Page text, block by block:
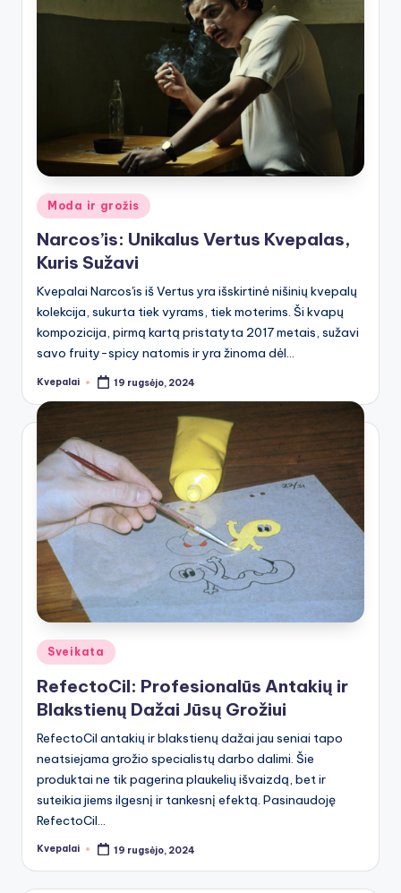
Posted
in
Moda ir grožis
Narcos’is: Unikalus Vertus Kvepalas,
Kuris Sužavi
Kvepalai Narcos'is iš Vertus yra išskirtinė nišinių kvepalų
kolekcija, sukurta tiek vyrams, tiek moterims. Ši kvapų
kompozicija, pirmą kartą pristatyta 2017 metais, sužavi
savo fruity-spicy natomis ir yra žinoma dėl…
Posted
Kvepalai 19 rugsėjo, 2024
Posted
Sveikata
RefectoCil: Profesionalūs Antakių ir
Blakstienų Dažai Jūsų Grožiui
RefectoCil antakių ir blakstienų dažai jau seniai tapo
neatsiejama grožio specialistų darbo dalimi. Šie
produktai ne tik pagerina plaukelių išvaizdą, bet ir
suteikia jiems ilgesnį ir tankesnį efektą. Pasinaudoję
RefectoCil…
Posted
Kvepalai 19 rugsėjo, 2024